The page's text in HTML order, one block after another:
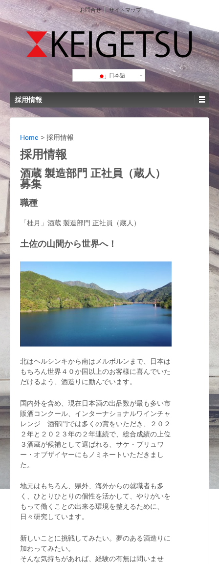
お問合せ サイトマップ
日本語
採用情報
Home > 採用情報
採用情報
酒蔵 製造部門 正社員（蔵人）
募集
職種
「桂月」酒蔵 製造部門 正社員（蔵人）
土佐の山間から世界へ！
北はヘルシンキから南はメルボルンまで、日本は
もちろん世界４０か国以上のお客様に喜んでいた
だけるよう、酒造りに励んでいます。
国内外を含め、現在日本酒の出品数が最も多い市
販酒コンクール、インターナショナルワインチャ
レンジ 酒部門では多くの賞をいただき、２０２
２年と２０２３年の２年連続で、総合成績の上位
３酒蔵が候補として選ばれる、サケ・ブリュワ
ー・オブザイヤーにもノミネートいただきまし
た。
地元はもちろん、県外、海外からの就職者も多
く、ひとりひとりの個性を活かして、やりがいを
もって働くことの出来る環境を整えるために、
日々研究しています。
新しいことに挑戦してみたい。夢のある酒造りに
加わってみたい。
そんな気持ちがあれば、経験の有無は問いませ